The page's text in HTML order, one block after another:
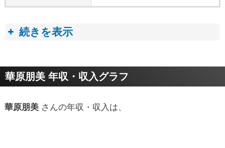
続きを表示
プロフィールトピック
華原朋美 年収・収入グラフ
華原朋美 さんの年収・収入は、